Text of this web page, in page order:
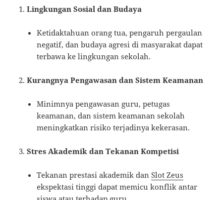
Lingkungan Sosial dan Budaya
Ketidaktahuan orang tua, pengaruh pergaulan
negatif, dan budaya agresi di masyarakat dapat
terbawa ke lingkungan sekolah.
Kurangnya Pengawasan dan Sistem Keamanan
Minimnya pengawasan guru, petugas
keamanan, dan sistem keamanan sekolah
meningkatkan risiko terjadinya kekerasan.
Stres Akademik dan Tekanan Kompetisi
Tekanan prestasi akademik danSlot Zeus
ekspektasi tinggi dapat memicu konflik antar